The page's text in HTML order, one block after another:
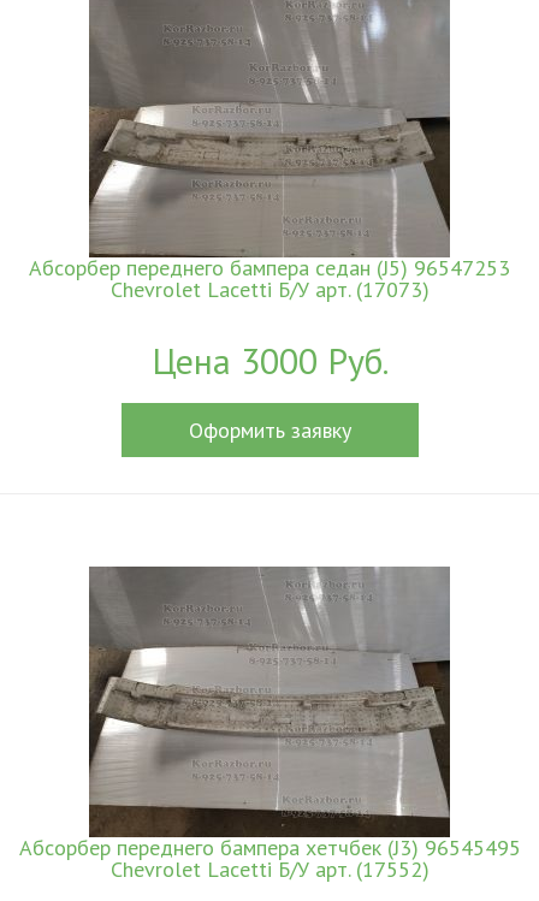
Абсорбер переднего бампера седан (J5) 96547253
Chevrolet Lacetti Б/У арт. (17073)
Цена 3000 Руб.
Оформить заявку
Абсорбер переднего бампера хетчбек (J3) 96545495
Chevrolet Lacetti Б/У арт. (17552)